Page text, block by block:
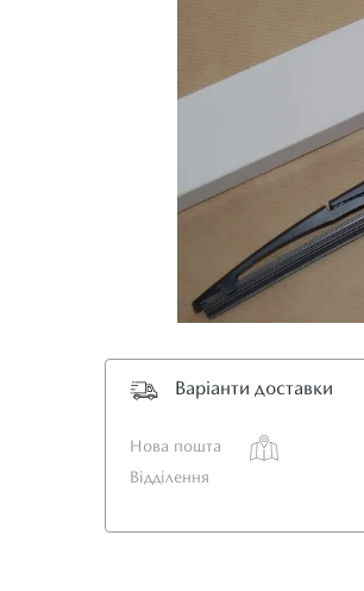
Варіанти доставки
Нова пошта
Відділення